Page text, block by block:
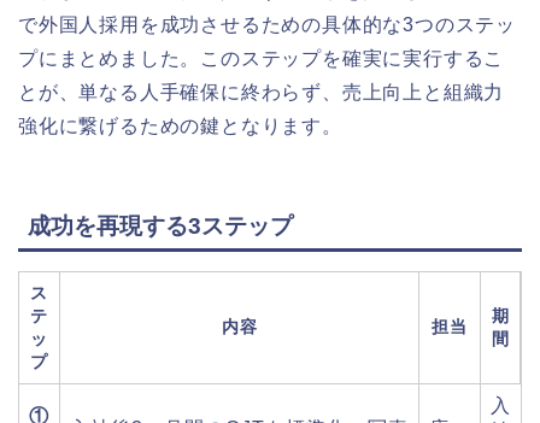
で外国人採用を成功させるための具体的な3つのステッ
プにまとめました。このステップを確実に実行するこ
とが、単なる人手確保に終わらず、売上向上と組織力
強化に繋げるための鍵となります。
成功を再現する3ステップ
ス
テ
ッ
プ
内容 担当
期
間
①
入